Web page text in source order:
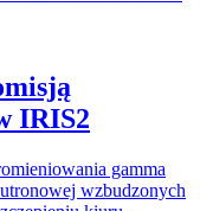
IRIS2